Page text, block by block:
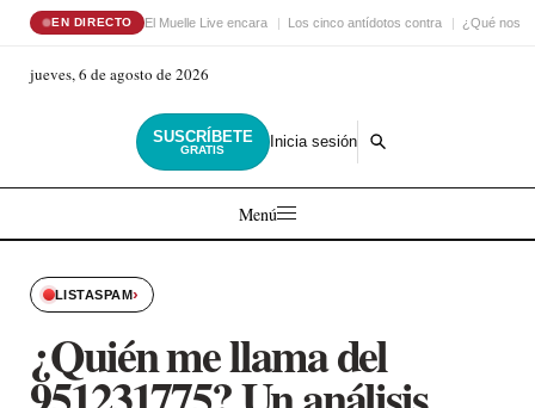
EN DIRECTO El Muelle Live encara Los cinco antídotos contra ¿Qué nos
jueves, 6 de agosto de 2026
SUSCRÍBETE
GRATIS Inicia sesión
Menú
LISTASPAM›
¿Quién me llama del